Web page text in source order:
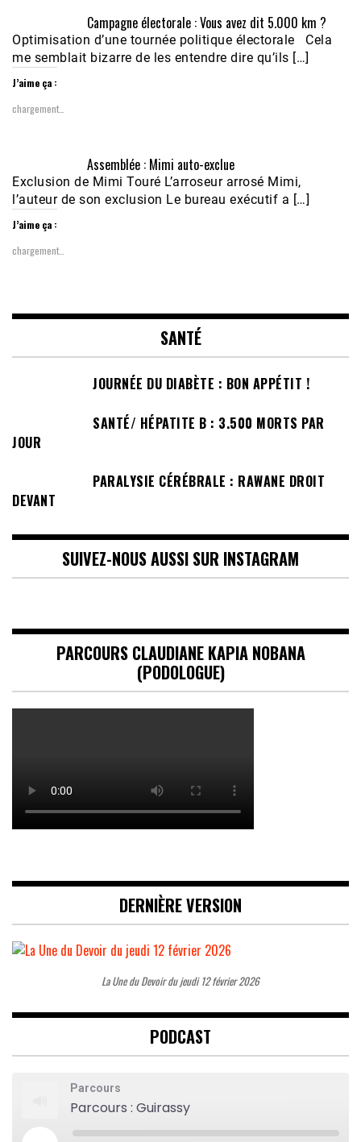
Campagne électorale : Vous avez dit 5.000 km ?
Optimisation d’une tournée politique électorale Cela
me semblait bizarre de les entendre dire qu’ils […]
J’aime ça :
chargement…
Assemblée : Mimi auto-exclue
Exclusion de Mimi Touré L’arroseur arrosé Mimi,
l’auteur de son exclusion Le bureau exécutif a […]
J’aime ça :
chargement…
SANTÉ
JOURNÉE DU DIABÈTE : BON APPÉTIT !
SANTÉ/ HÉPATITE B : 3.500 MORTS PAR
JOUR
PARALYSIE CÉRÉBRALE : RAWANE DROIT
DEVANT
SUIVEZ-NOUS AUSSI SUR INSTAGRAM
PARCOURS CLAUDIANE KAPIA NOBANA
(PODOLOGUE)
DERNIÈRE VERSION
La Une du Devoir du jeudi 12 février 2026
PODCAST
Parcours
Parcours : Guirassy